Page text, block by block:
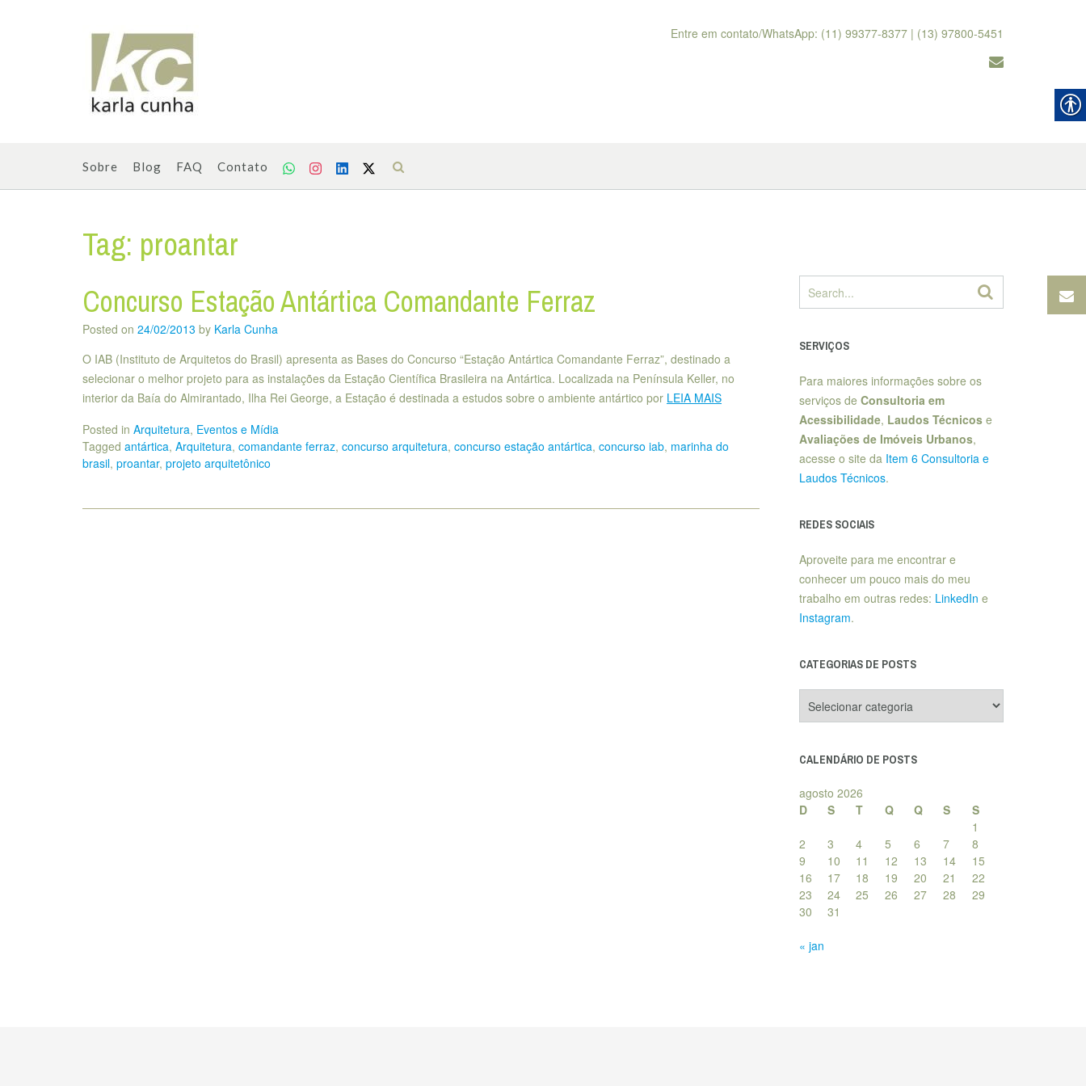
Entre em contato/WhatsApp: (11) 99377-8377 | (13) 97800-5451
Sobre Blog FAQ Contato
Tag: proantar
Concurso Estação Antártica Comandante Ferraz
Posted on 24/02/2013 by Karla Cunha
O IAB (Instituto de Arquitetos do Brasil) apresenta as Bases do Concurso “Estação Antártica Comandante Ferraz”, destinado a
selecionar o melhor projeto para as instalações da Estação Científica Brasileira na Antártica. Localizada na Península Keller, no
interior da Baía do Almirantado, Ilha Rei George, a Estação é destinada a estudos sobre o ambiente antártico por LEIA MAIS
Posted in Arquitetura, Eventos e Mídia
Tagged antártica, Arquitetura, comandante ferraz, concurso arquitetura, concurso estação antártica, concurso iab, marinha do
brasil, proantar, projeto arquitetônico
SERVIÇOS
Para maiores informações sobre os
serviços de Consultoria em
Acessibilidade, Laudos Técnicose
Avaliações de Imóveis Urbanos,
acesse o site da Item 6 Consultoria e
Laudos Técnicos.
REDES SOCIAIS
Aproveite para me encontrar e
conhecer um pouco mais do meu
trabalho em outras redes: LinkedIn e
Instagram.
CATEGORIAS DE POSTS
de
CALENDÁRIO DE POSTS
agosto 2026
D
S T Q Q S
S
1
2
3 4 5 6 7
8
9
10 11 12 13 14
15
16
17 18 19 20 21
22
23
24 25 26 27 28
29
30
31
« jan